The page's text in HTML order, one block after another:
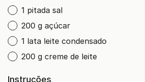
1 pitada sal
200 g açúcar
1 lata leite condensado
200 g creme de leite
Instruções